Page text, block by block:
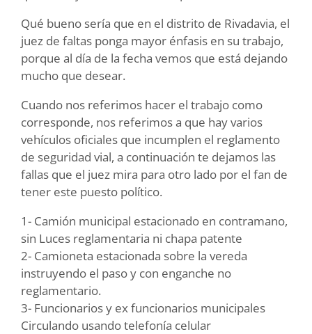
Qué bueno sería que en el distrito de Rivadavia, el
juez de faltas ponga mayor énfasis en su trabajo,
porque al día de la fecha vemos que está dejando
mucho que desear.
Cuando nos referimos hacer el trabajo como
corresponde, nos referimos a que hay varios
vehículos oficiales que incumplen el reglamento
de seguridad vial, a continuación te dejamos las
fallas que el juez mira para otro lado por el fan de
tener este puesto político.
1- Camión municipal estacionado en contramano,
sin Luces reglamentaria ni chapa patente
2- Camioneta estacionada sobre la vereda
instruyendo el paso y con enganche no
reglamentario.
3- Funcionarios y ex funcionarios municipales
Circulando usando telefonía celular